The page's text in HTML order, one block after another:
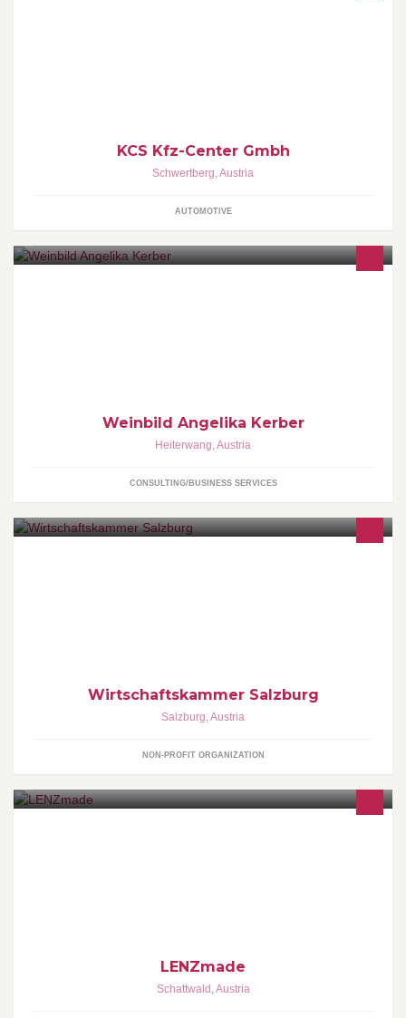
KCS Kfz-Center Gmbh
Schwertberg,Austria
AUTOMOTIVE
Weinbild Angelika Kerber
Heiterwang,Austria
CONSULTING/BUSINESS SERVICES
Wirtschaftskammer Salzburg
Salzburg,Austria
NON-PROFIT ORGANIZATION
LENZmade
Schattwald ,Austria